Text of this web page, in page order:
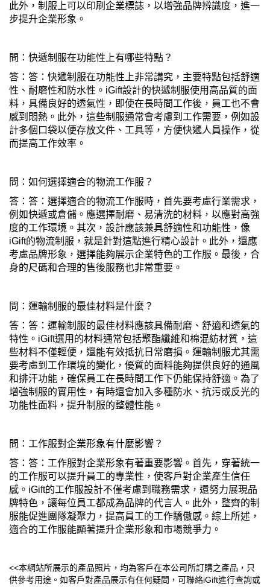
此外，制服上可以印刷企業標誌，以增強品牌辨識度，進一
步提升企業形象。
問：快遞制服在功能性上有哪些特點？
答：答：快遞制服在功能性上非常講究，主要特點包括舒適
性、耐磨性和防水性。iGift設計的快遞制服使用高品質的面
料，具備良好的透氣性，即使在長時間工作後，員工也不會
感到悶熱。此外，這些制服通常會考慮到工作需要，例如設
計多個口袋以便存放文件、工具等，方便快遞人員操作，從
而提高工作效率。
問：如何選擇適合的物流工作服？
答：答：選擇適合的物流工作服時，首先要考慮行業需求，
例如快遞或倉儲。應選擇耐磨、易清洗的材料，以應對高強
度的工作環境。其次，設計應該兼具舒適性和功能性，像
iGift的物流制服，就是針對這點進行精心設計。此外，還應
考慮品牌形象，選擇能夠展示企業特色的工作服。最後，合
身的尺碼和合理的售後服務也非常重要。
問：運輸制服的最佳材料是什麼？
答：答：運輸制服的最佳材料應該具備耐磨、舒適和透氣的
特性。iGift選用的材料通常包括聚酯纖維和棉混紡材質，這
些材料不僅輕便，還能有效抵抗日常磨損。運輸制服尤其需
要考慮到工作環境的變化，優質的面料能夠提供良好的通風
和排汗功能，確保員工在長時間工作下仍能保持舒適。為了
增強制服的實用性，有時還會加入多種防水、抗污或反光的
功能性面料，提升制服的整體性能。
問：工作服對企業形象有什麼影響？
答：答：工作服對企業形象有著重要影響。首先，穿著統一
的工作服可以提升員工的專業性，使客戶對企業產生信任
感。iGift的工作服設計不僅考慮到職務需求，還努力展現品
牌特色，讓每位員工都成為品牌的代言人。此外，整齊的制
服能促進團隊凝聚力，提高員工的工作驕傲感。綜上所述，
適合的工作服能顯著提升企業形象和市場競爭力。
<<本網站所展示的產品照片，均為客戶在本公司所訂購之產品，只
供參考用途。如客戶對產品展示有任何疑問，可聯絡iGift進行查詢或